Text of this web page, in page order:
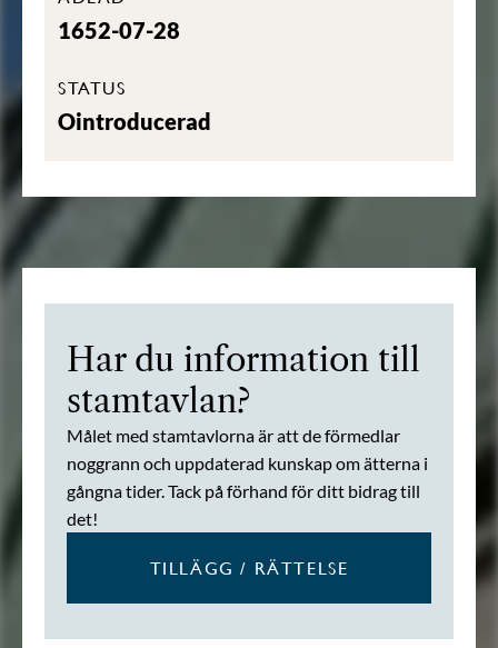
1652-07-28
STATUS
Ointroducerad
Har du information till
stamtavlan?
Målet med stamtavlorna är att de förmedlar
noggrann och uppdaterad kunskap om ätterna i
gångna tider. Tack på förhand för ditt bidrag till
det!
TILLÄGG / RÄTTELSE